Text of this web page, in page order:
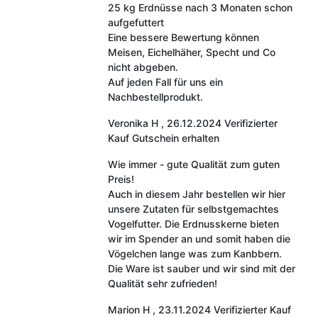
25 kg Erdnüsse nach 3 Monaten schon
aufgefuttert
Eine bessere Bewertung können
Meisen, Eichelhäher, Specht und Co
nicht abgeben.
Auf jeden Fall für uns ein
Nachbestellprodukt.
Veronika H , 26.12.2024 Verifizierter
Kauf Gutschein erhalten
Wie immer - gute Qualität zum guten
Preis!
Auch in diesem Jahr bestellen wir hier
unsere Zutaten für selbstgemachtes
Vogelfutter. Die Erdnusskerne bieten
wir im Spender an und somit haben die
Vögelchen lange was zum Kanbbern.
Die Ware ist sauber und wir sind mit der
Qualität sehr zufrieden!
Marion H , 23.11.2024 Verifizierter Kauf